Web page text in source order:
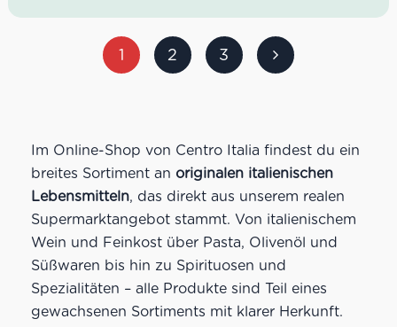
Serviertemperatur:6-8°C
Idealer Versandkarton: 21 Flaschen
1 2 3
Im Online-Shop von Centro Italia findest du ein
breites Sortiment an originalen italienischen
Lebensmitteln, das direkt aus unserem realen
Supermarktangebot stammt. Von italienischem
Wein und Feinkost über Pasta, Olivenöl und
Süßwaren bis hin zu Spirituosen und
Spezialitäten – alle Produkte sind Teil eines
gewachsenen Sortiments mit klarer Herkunft.